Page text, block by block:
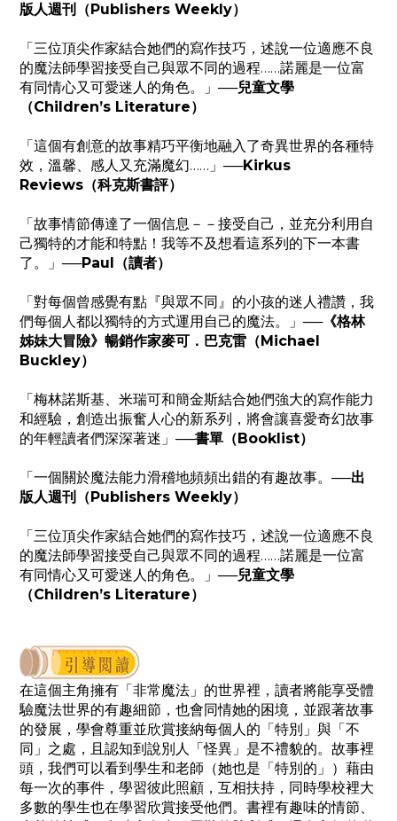
版人週刊（Publishers Weekly）
「三位頂尖作家結合她們的寫作技巧，述說一位適應不良
的魔法師學習接受自己與眾不同的過程……諾麗是一位富
有同情心又可愛迷人的角色。」 ──兒童文學
（Children’s Literature）
「這個有創意的故事精巧平衡地融入了奇異世界的各種特
效，溫馨、感人又充滿魔幻……」 ──Kirkus
Reviews（科克斯書評）
「故事情節傳達了一個信息－－接受自己，並充分利用自
己獨特的才能和特點！我等不及想看這系列的下一本書
了。」 ──Paul（讀者）
「對每個曾感覺有點『與眾不同』的小孩的迷人禮讚，我
們每個人都以獨特的方式運用自己的魔法。」 ──《格林
姊妹大冒險》暢銷作家麥可．巴克雷（Michael
Buckley）
「梅林諾斯基、米瑞可和簡金斯結合她們強大的寫作能力
和經驗，創造出振奮人心的新系列，將會讓喜愛奇幻故事
的年輕讀者們深深著迷」 ──書單（Booklist）
「一個關於魔法能力滑稽地頻頻出錯的有趣故事。 ──出
版人週刊（Publishers Weekly）
「三位頂尖作家結合她們的寫作技巧，述說一位適應不良
的魔法師學習接受自己與眾不同的過程……諾麗是一位富
有同情心又可愛迷人的角色。」 ──兒童文學
（Children’s Literature）
在這個主角擁有「非常魔法」的世界裡，讀者將能享受體
驗魔法世界的有趣細節，也會同情她的困境， 並跟著故事
的發展，學會尊重並欣賞接納每個人的「特別」與「不
同」之處，且認知到說別人「怪異」是不禮貌的。 故事裡
頭，我們可以看到學生和老師（她也是「特別的」）藉由
每一次的事件， 學習彼此照顧，互相扶持，同時學校裡大
多數的學生也在學習欣賞接受他們。 書裡有趣味的情節、